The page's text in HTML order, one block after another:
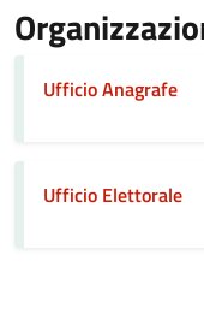
Ufficio Anagrafe
Ufficio Elettorale